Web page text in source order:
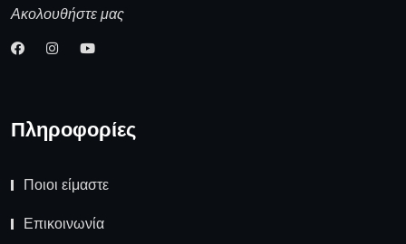
Ακολουθήστε μας
Πληροφορίες
Ποιοι είμαστε
Επικοινωνία